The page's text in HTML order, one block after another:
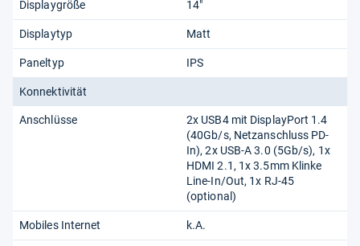
Displaygröße 14"
Displaytyp Matt
Paneltyp IPS
Konnektivität
Anschlüsse
2x USB4 mit DisplayPort 1.4
(40Gb/​s, Netzanschluss PD-
In), 2x USB-A 3.0 (5Gb/​s), 1x
HDMI 2.1, 1x 3.5mm Klinke
Line-In/​Out, 1x RJ-45
(optional)
Mobiles Internet k.A.